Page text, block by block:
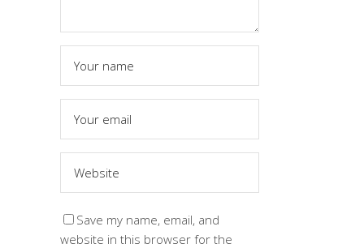
Save my name, email, and
website in this browser for the